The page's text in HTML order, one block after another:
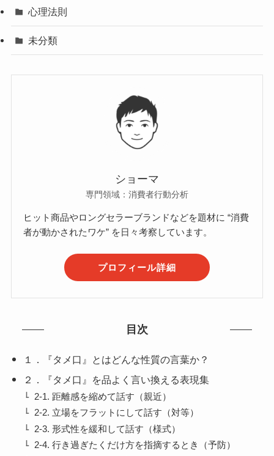
心理法則
未分類
ショーマ
専門領域：消費者行動分析
ヒット商品やロングセラーブランドなどを題材に “消費
者が動かされたワケ” を日々考察しています。
プロフィール詳細
目次
１．『タメ口』とはどんな性質の言葉か？
２．『タメ口』を品よく言い換える表現集
2-1. 距離感を縮めて話す（親近）
2-2. 立場をフラットにして話す（対等）
2-3. 形式性を緩和して話す（様式）
2-4. 行き過ぎたくだけ方を指摘するとき（予防）